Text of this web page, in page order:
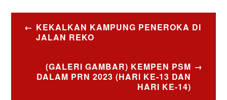
Post
navigation
KEKALKAN KAMPUNG PENEROKA DI
JALAN REKO
(GALERI GAMBAR) KEMPEN PSM
DALAM PRN 2023 (HARI KE-13 DAN
HARI KE-14)